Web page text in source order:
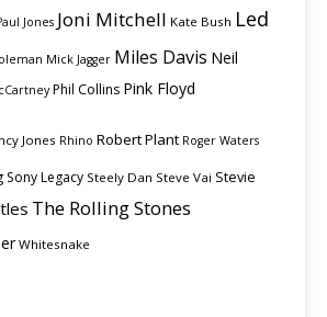
Jones Joni Mitchell Kate Bush Led
Mick Jagger Miles Davis Neil
Phil Collins Pink Floyd
Jones Rhino Robert Plant Roger Waters
Sony Legacy Steely Dan Steve Vai Stevie
The Rolling Stones
Whitesnake